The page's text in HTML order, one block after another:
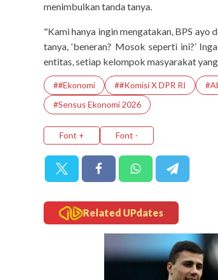
menimbulkan tanda tanya.
"Kami hanya ingin mengatakan, BPS
tanya, ‘beneran? Mosok seperti ini?’
entitas, setiap kelompok masyarakat
##Ekonomi ##Komisi X DPR RI
#Sensus Ekonomi 2026
Font + Font -
Related UPdates